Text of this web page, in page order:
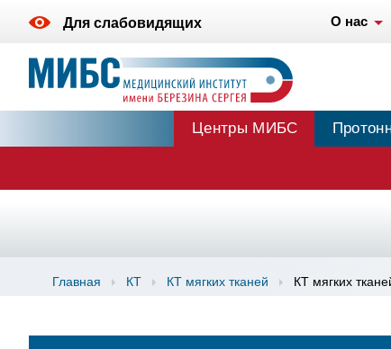
Для слабовидящих О нас
Центры МИБС
Главная КТ КТ мягких тканей КТ мягких